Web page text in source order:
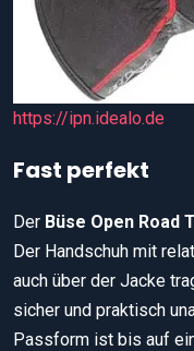
https://ipn.idealo.de
Fast perfekt
Der Büse Open Road
Der Handschuh mit
auch über der Jacke
sicher und praktisch
Passform ist bis auf